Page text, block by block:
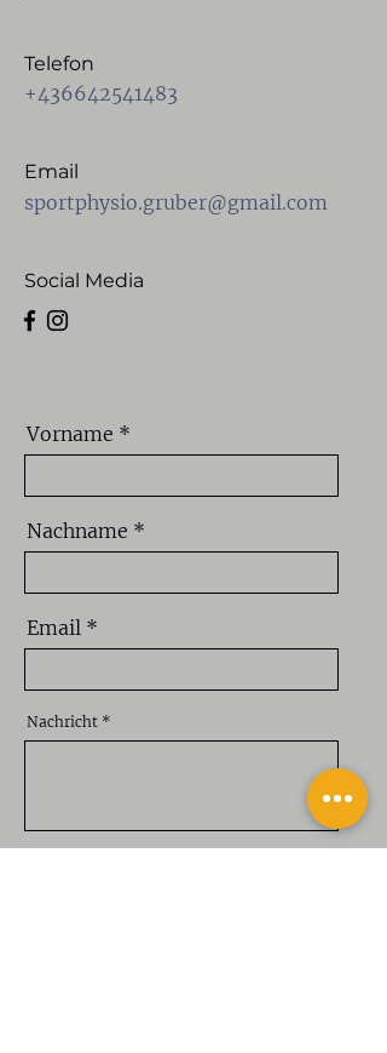
Telefon
+436642541483
Email
sportphysio.gruber@gmail.com
Social Media
Vorname
Nachname
Email
Nachricht